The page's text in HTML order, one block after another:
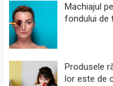
Machiajul
fondului de
Produsele
lor este de